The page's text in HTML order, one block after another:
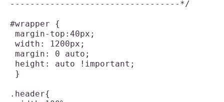
----------------------------------*/
#wrapper {
margin-top:40px;
width: 1200px;
margin: 0 auto;
height: auto !important;
}
.header{